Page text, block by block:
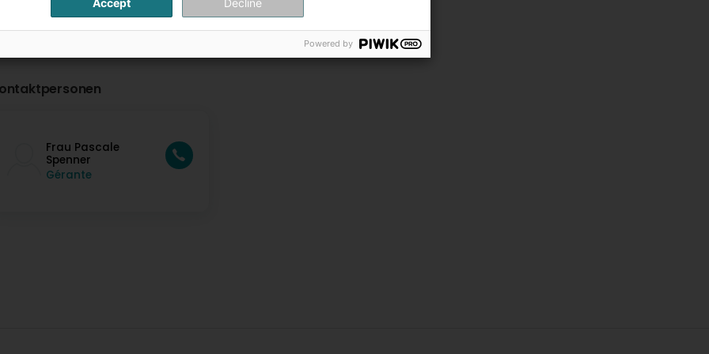
Frau Pascale
Spenner
Gérante
Accept Decline
Powered by